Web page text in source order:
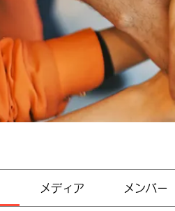
メディア メンバー